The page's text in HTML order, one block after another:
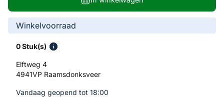
Winkelvoorraad
0 Stuk(s)
Elftweg 4
4941VP Raamsdonksveer
Vandaag geopend tot 18:00